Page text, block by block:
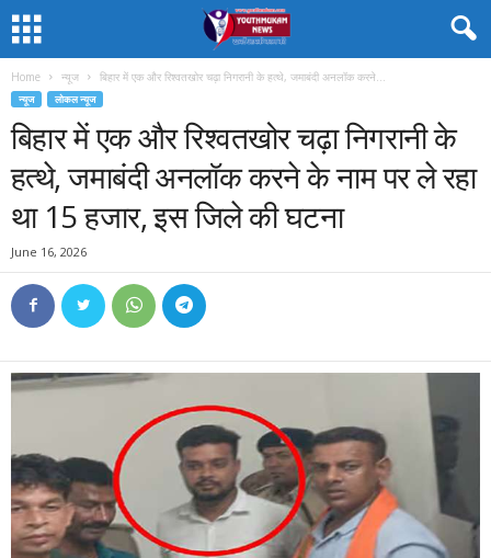
Home न्यूज बिहार में एक और रिश्वतखोर चढ़ा निगरानी के हत्थे, जमाबंदी अनलॉक करने...
न्यूज लोकल न्यूज
बिहार में एक और रिश्वतखोर चढ़ा निगरानी के
हत्थे, जमाबंदी अनलॉक करने के नाम पर ले रहा
था 15 हजार, इस जिले की घटना
June 16, 2026